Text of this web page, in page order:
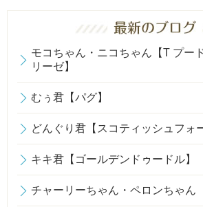
モコちゃん・ニコちゃん【T プー
リーゼ】
むぅ君【パグ】
どんぐり君【スコティッシュフォ
キキ君【ゴールデンドゥードル】
チャーリーちゃん・ペロンちゃん